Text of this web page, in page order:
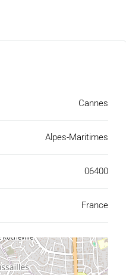
Cannes
Alpes-Maritimes
06400
France